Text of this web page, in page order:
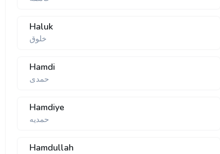
Haluk
خلوق
Hamdi
حمدی
Hamdiye
حمدیه
Hamdullah